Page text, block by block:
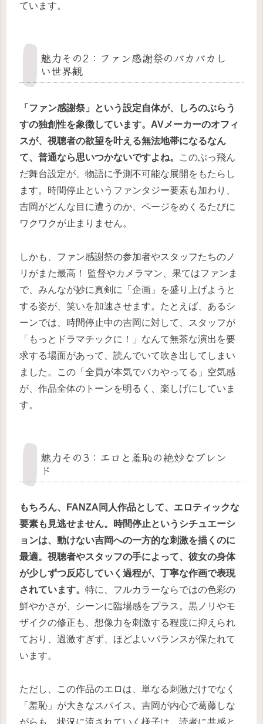
ています。
魅力その2：ファン感謝祭のバカバカし
い世界観
「ファン感謝祭」という設定自体が、しろのぶらう
すの独創性を象徴しています。AVメーカーのオフィ
スが、視聴者の欲望を叶える無法地帯になるなん
て、普通なら思いつかないですよね。
このぶっ飛ん
だ舞台設定が、物語に予測不可能な展開をもたらし
ます。時間停止というファンタジー要素も加わり、
吉岡がどんな目に遭うのか、ページをめくるたびに
ワクワクが止まりません。
しかも、ファン感謝祭の参加者やスタッフたちのノ
リがまた最高！ 監督やカメラマン、果てはファンま
で、みんなが妙に真剣に「企画」を盛り上げようと
する姿が、笑いを加速させます。たとえば、あるシ
ーンでは、時間停止中の吉岡に対して、スタッフが
「もっとドラマチックに！」なんて無茶な演出を要
求する場面があって、読んでいて吹き出してしまい
ました。この「全員が本気でバカやってる」空気感
が、作品全体のトーンを明るく、楽しげにしていま
す。
魅力その3：エロと羞恥の絶妙なブレン
ド
もちろん、FANZA同人作品として、エロティックな
要素も見逃せません。時間停止というシチュエーシ
ョンは、動けない吉岡への一方的な刺激を描くのに
最適。視聴者やスタッフの手によって、彼女の身体
が少しずつ反応していく過程が、丁寧な作画で表現
されています。 特に、フルカラーならではの色彩の
鮮やかさが、シーンに臨場感をプラス。黒ノリやモ
ザイクの修正も、想像力を刺激する程度に抑えられ
ており、過激すぎず、ほどよいバランスが保たれて
います。
ただし、この作品のエロは、単なる刺激だけでなく
「羞恥」が大きなスパイス。吉岡が内心で葛藤しな
がらも、状況に流されていく様子は、読者に共感と